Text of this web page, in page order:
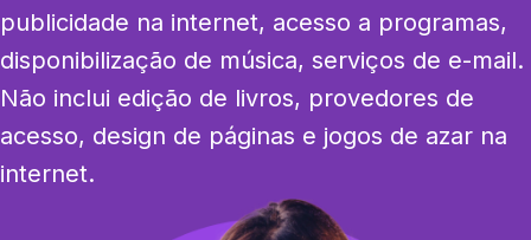
publicidade na internet, acesso a programas,
disponibilização de música, serviços de e-mail.
Não inclui edição de livros, provedores de
acesso, design de páginas e jogos de azar na
internet.